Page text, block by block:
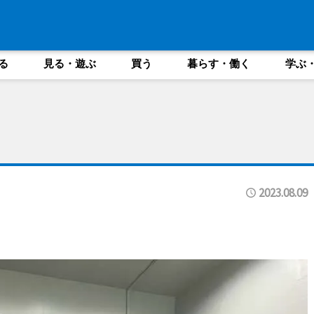
見る・遊ぶ 買う 暮らす・働く 学ぶ
2023.08.09